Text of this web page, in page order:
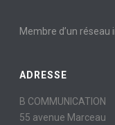
Membre d’un
ADRESSE
B COMMUNICATION
55 avenue Marceau